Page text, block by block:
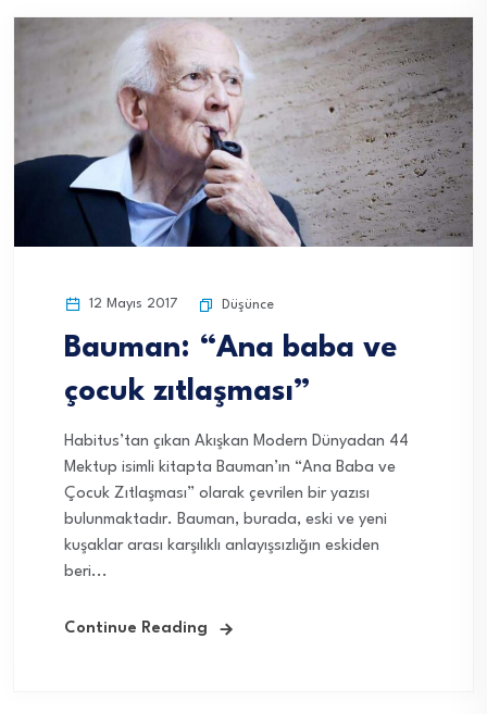
12 Mayıs 2017 Düşünce
Bauman: “Ana baba ve
çocuk zıtlaşması”
Habitus’tan çıkan Akışkan Modern Dünyadan 44
Mektup isimli kitapta Bauman’ın “Ana Baba ve
Çocuk Zıtlaşması” olarak çevrilen bir yazısı
bulunmaktadır. Bauman, burada, eski ve yeni
kuşaklar arası karşılıklı anlayışsızlığın eskiden
beri...
Continue Reading